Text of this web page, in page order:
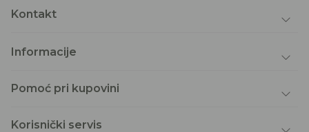
Kontakt
Informacije
Pomoć pri kupovini
Korisnički servis